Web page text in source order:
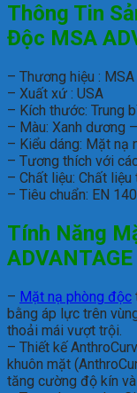
Thông Tin
Độc MSA
– Thương hiệu : MSA
– Xuất xứ : USA
– Kích thước: Trung
– Màu: Xanh dương
– Kiểu dáng: Mặt nạ
– Tương thích với
– Chất liệu: Chất
– Tiêu chuẩn: EN
Tính Năng
– Mặt nạ phòng độc
bằng áp lực trên
thoải mái vượt trội.
– Thiết kế
khuôn mặt
tăng cường độ kín